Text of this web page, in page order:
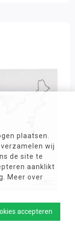
plaatsen.
wij
de site te
aanklikt
Meer over
accepteren